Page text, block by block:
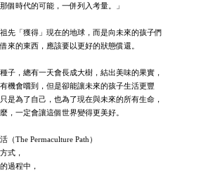
個時代的可能，一併列入考量。」
先「獲得」現在的地球，而是向未來的孩子們
來的東西，應該要以更好的狀態償還。
子，總有一天會長成大樹，結出美味的果實，
機會嚐到，但是卻能讓未來的孩子生活更豐
是為了自己，也為了現在與未來的所有生命，
，一定會讓這個世界變得更美好。
The Permaculture Path）
式，
過程中，